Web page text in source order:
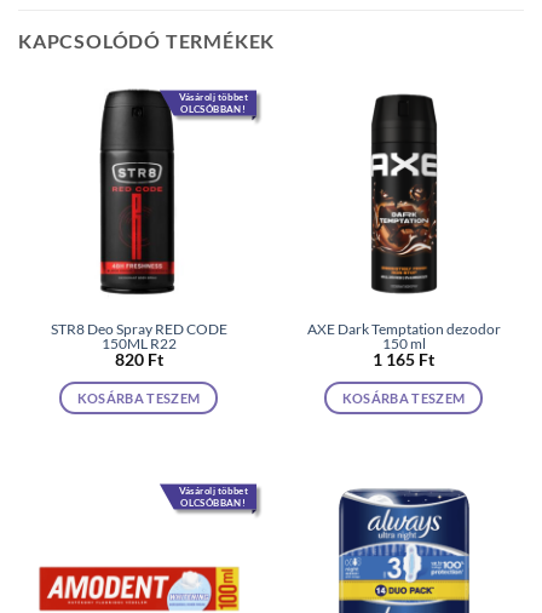
KAPCSOLÓDÓ TERMÉKEK
Vásárolj többet
OLCSÓBBAN!
STR8 Deo Spray RED CODE
150ML R22
820 Ft
KOSÁRBA TESZEM
AXE Dark Temptation dezodor
150 ml
1 165 Ft
KOSÁRBA TESZEM
Vásárolj többet
OLCSÓBBAN!